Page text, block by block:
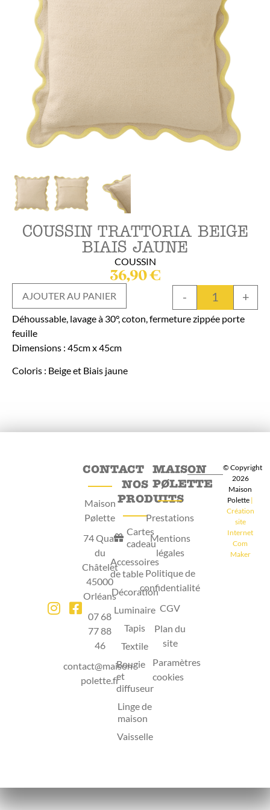
COUSSIN TRATTORIA BEIGE
BIAIS JAUNE
COUSSIN
36,90€
- +
AJOUTER AU PANIER
Déhoussable, lavage à 30°, coton, fermeture zippée porte
feuille
Dimensions : 45cm x 45cm
Coloris : Beige et Biais jaune
CONTACT
Maison
Pølette
74 Quai
du
Châtelet
45000
Orléans
07 68
77 88
46
contact@maison-
polette.fr
NOS
PRODUITS
Cartes
cadeau
Accessoires
de table
Décoration
Luminaire
Tapis
Textile
Bougie
et
diffuseur
Linge de
maison
Vaisselle
MAISON
PØLETTE
Prestations
Mentions
légales
Politique de
confidentialité
CGV
Plan du
site
Paramètres
cookies
© Copyright
2026
Maison
Polette |
Création
site
Internet
Com
Maker